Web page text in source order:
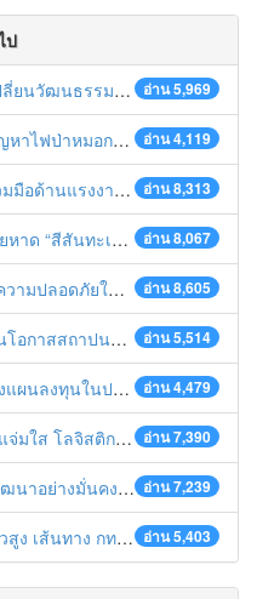
ป
อ่าน 5,969
รูไนฯ "อาไล พาเพลิน”
อ่าน 4,119
องทางห้วยต้นนุ่นเป็นด่านถาวร
อ่าน 8,313
ระเทศสู่การพัฒนาที่ยั่งยืน
อ่าน 8,067
ลชุมพร สู่อาเซียน”
อ่าน 8,605
ำงานสู่มาตรฐานสากล
อ่าน 5,514
ทางการทูตครบรอบ 65 ปี
อ่าน 4,479
นในประเทศไทย
อ่าน 7,390
ไทยโดดเด่นในภูมิภาค
อ่าน 7,239
ประชุม Boao Forum for Asia
อ่าน 5,403
ง กทม.-นครราชสีมา